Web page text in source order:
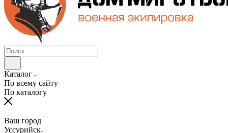
Каталог
По всему сайту
По каталогу
Ваш город
Уссурийск